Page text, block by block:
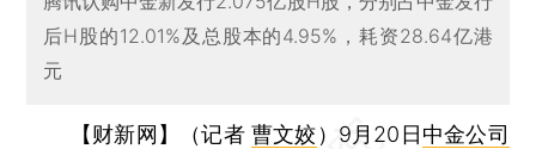
后H股的12.01%及总股本的4.95%，耗资28.64亿港
元
【财新网】（记者曹文姣） 9月20日中金公司